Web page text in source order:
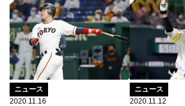
ニュース
2020.11.16
ニュース
2020.11.12